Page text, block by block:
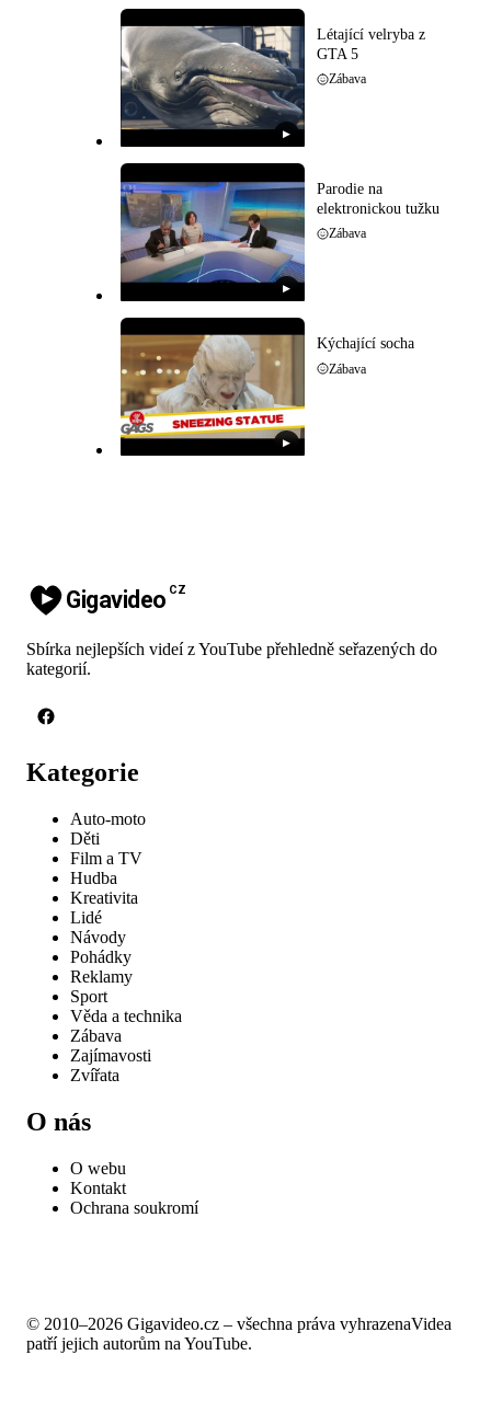
▶
Létající velryba z
GTA 5
Zábava
▶
Parodie na
elektronickou tužku
Zábava
▶
Kýchající socha
Zábava
Gigavideo CZ
Sbírka nejlepších videí z YouTube přehledně seřazených do
kategorií.
Kategorie
Auto-moto
Děti
Film a TV
Hudba
Kreativita
Lidé
Návody
Pohádky
Reklamy
Sport
Věda a technika
Zábava
Zajímavosti
Zvířata
O nás
O webu
Kontakt
Ochrana soukromí
© 2010–2026 Gigavideo.cz – všechna práva vyhrazenaVidea
patří jejich autorům na YouTube.